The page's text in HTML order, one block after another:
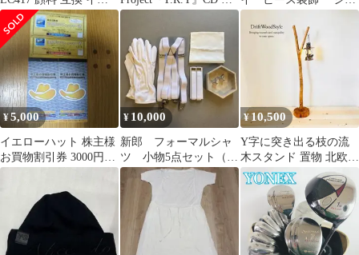
ク Brother 4色セット
DR6 168
野啓三 種子田健
ー トップス ブラッ
ク M
¥5,000
イエローハット 株主様
お買物割引券 3000円分
✖️2セット 合計6000円
¥ 10,000
新郎 フォーマルシャ
ツ 小物5点セット（小
物のみなら3000円！）
¥10,500
Y字に突き出る枝の流
木スタンド 置物 北欧
照明 ランタン N126